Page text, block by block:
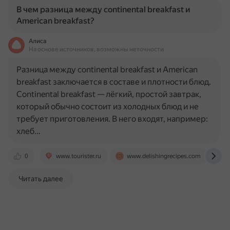
В чем разница между continental breakfast и
American breakfast?
Алиса
На основе источников, возможны неточности
0 www.tourister.ru www.delishingrecipes.com
Разница между continental breakfast и American
breakfast заключается в составе и плотности блюд.
Continental breakfast — лёгкий, простой завтрак,
который обычно состоит из холодных блюд и не
требует приготовления. В него входят, например:
хлеб…
Читать далее